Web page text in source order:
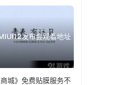
发布会观看地址
商城》免费贴膜服务不